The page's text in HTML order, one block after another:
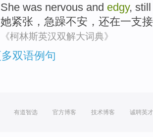
She was nervous and edgy, still
她紧张 ， 急躁不安， 还在一支
《柯林斯英汉双解大词典》
双语例句
有道智选 官方博客 技术博客 诚聘英才